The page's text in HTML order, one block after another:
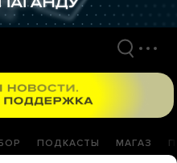
ПОДКАСТЫ МАГАЗ